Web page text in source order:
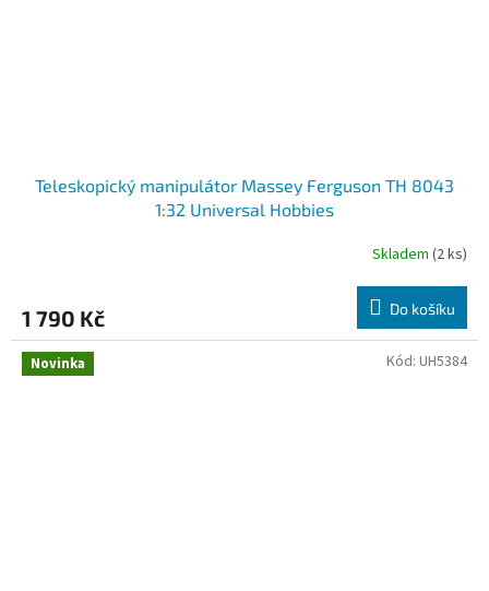
Teleskopický manipulátor Massey Ferguson TH 8043
1:32 Universal Hobbies
Skladem (2 ks)
1 790 Kč Do košíku
Novinka Kód: UH5384